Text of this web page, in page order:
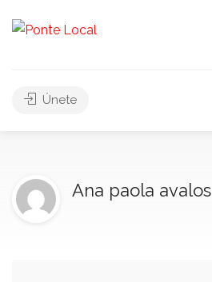
Únete
Ana paola avalos